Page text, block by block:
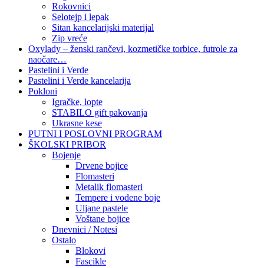
Rokovnici
Selotejp i lepak
Sitan kancelarijski materijal
Zip vreće
Oxylady – ženski rančevi, kozmetičke torbice, futrole za
naočare…
Pastelini i Verde
Pastelini i Verde kancelarija
Pokloni
Igračke, lopte
STABILO gift pakovanja
Ukrasne kese
PUTNI I POSLOVNI PROGRAM
ŠKOLSKI PRIBOR
Bojenje
Drvene bojice
Flomasteri
Metalik flomasteri
Tempere i vodene boje
Uljane pastele
Voštane bojice
Dnevnici / Notesi
Ostalo
Blokovi
Fascikle